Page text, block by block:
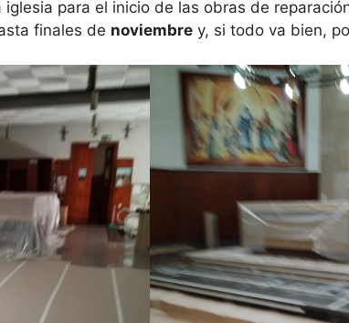
iglesia para el inicio de las obras de
finales de noviembre y, si todo va bien,